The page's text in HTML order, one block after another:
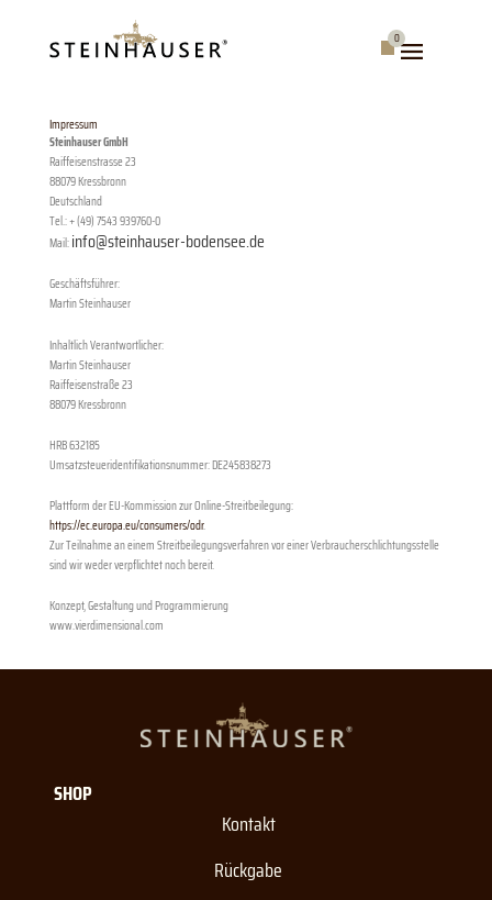
0
Warenkorb
Impressum
Steinhauser GmbH
Raiffeisenstrasse 23
88079 Kressbronn
Deutschland
Tel.: + (49) 7543 939760-0
Mail:info@steinhauser-bodensee.de
Geschäftsführer:
Martin Steinhauser
Inhaltlich Verantwortlicher:
Martin Steinhauser
Raiffeisenstraße 23
88079 Kressbronn
HRB 632185
Umsatzsteueridentifikationsnummer: DE245838273
Plattform der EU-Kommission zur Online-Streitbeilegung:
https://ec.europa.eu/consumers/odr.
Zur Teilnahme an einem Streitbeilegungsverfahren vor einer Verbraucherschlichtungsstelle
sind wir weder verpflichtet noch bereit.
Konzept, Gestaltung und Programmierung
www.vierdimensional.com
SHOP
Kontakt
Rückgabe